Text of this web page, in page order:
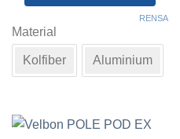
här
produkten
har
flera
olika
Material
Kolfiber Aluminium
RENSA